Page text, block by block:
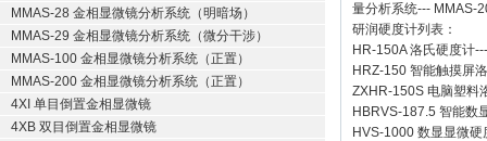
MMAS-28 金相显微镜分析系统（明暗场）
MMAS-29 金相显微镜分析系统（微分干涉）
MMAS-100 金相显微镜分析系统（正置）
MMAS-200 金相显微镜分析系统（正置）
4XI 单目倒置金相显微镜
4XB 双目倒置金相显微镜
量分析系统--- MMAS-
研润硬度计列表：
HR-150A 洛氏硬度计
HRZ-150 智能触摸屏
ZXHR-150S 电脑塑料
HBRVS-187.5 智能数
HVS-1000 数显显微硬